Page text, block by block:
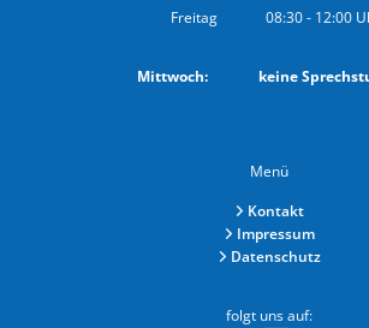
Von
Freitag 08:30- 12:00
Mittwoch: keine
Menü
Kontakt
Impressum
Datenschutz
folgt uns auf: